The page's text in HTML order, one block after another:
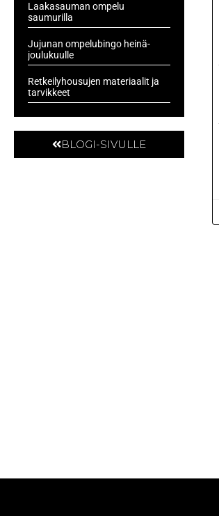
Laakasauman ompelu
saumurilla
Jujunan ompelubingo heinä-
joulukuulle
Retkeilyhousujen materiaalit ja
tarvikkeet
BLOGI-SIVULLE